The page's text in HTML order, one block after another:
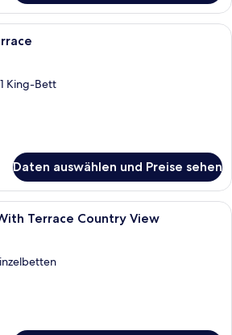
Hochwertige Bettwaren, Minibar,
King-Bett
Daten auswählen und Preise sehen
Hochwertige Bettwaren, Minibar,
Terrace Country View